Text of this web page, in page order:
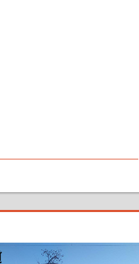
кућа у Алексинцу,
једна уз другу.
гараже, централно